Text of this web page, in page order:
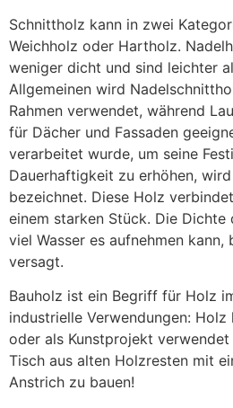
Schnittholz kann in zwei
Weichholz oder Hartholz.
weniger dicht und sind leichter
Allgemeinen wird
Rahmen verwendet, während
für Dächer und Fassaden
verarbeitet wurde, um seine
Dauerhaftigkeit zu erhöhen,
bezeichnet. Diese Holz
einem starken Stück. Die
viel Wasser es aufnehmen
versagt.
Bauholz ist ein Begriff für Holz
industrielle Verwendungen:
oder als Kunstprojekt
Tisch aus alten Holzresten mit
Anstrich zu bauen!